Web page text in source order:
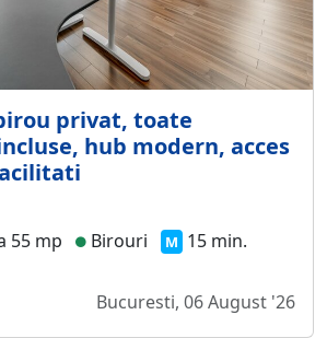
privat, toate
hub modern, acces
55 mp Birouri M 15 min.
Bucuresti, 06 August '26